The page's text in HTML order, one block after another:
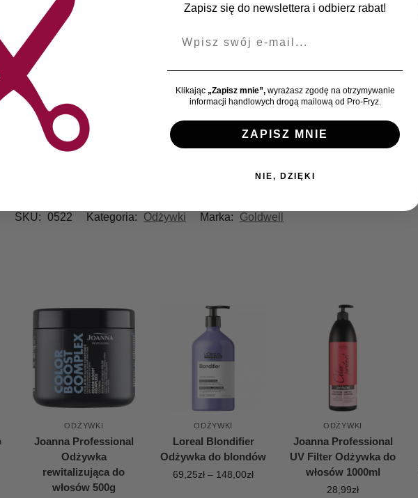
się koloru w trakcie mycia włosów. Całkowitą innowacją zastosowaną w
UV w widoczne światło dla niezrównanej promienistości koloru.
na wilgotne włosy. Pozostaw na 3-4 minuty, następnie dokładnie spłucz wodą.
SKU: 0522 Kategoria: Odżywki Marka: Goldwell
ODŻYWKI
Joanna Professional
Odżywka
rewitalizująca do
włosów 500g
ODŻYWKI
Loreal Blondifier
Odżywka do blondów
69,25zł – 148,00zł
ODŻYWKI
Joanna Professional
UV Filter Odżywka do
włosów 1000ml
28,99zł
Zapisz się do newslettera i odbierz rabat!
Klikając „Zapisz mnie”,wyrażasz zgodę na otrzymywanie
informacji handlowych drogą mailową od Pro-Fryz.
ZAPISZ MNIE
NIE, DZIĘKI